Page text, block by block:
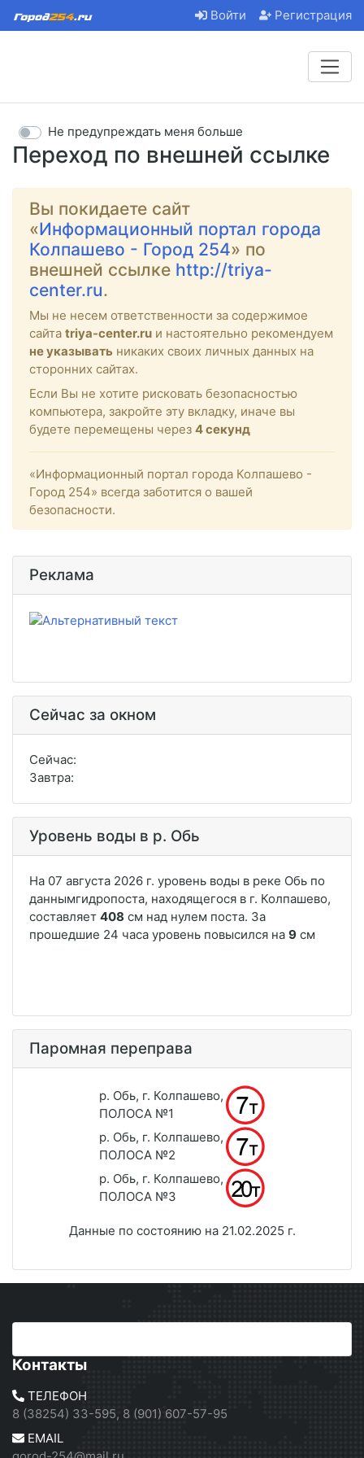
Войти Регистрация
Переход по внешней ссылке
Не предупреждать меня больше
Вы покидаете сайт
«Информационный портал города
Колпашево - Город 254» по
внешней ссылке http://triya-
center.ru.
Мы не несем ответственности за содержимое
сайта triya-center.ru и настоятельно рекомендуем
не указывать никаких своих личных данных на
сторонних сайтах.
Если Вы не хотите рисковать безопасностью
компьютера, закройте эту вкладку, иначе вы
будете перемещены через 4секунд
«Информационный портал города Колпашево -
Город 254» всегда заботится о вашей
безопасности.
Реклама
Сейчас за окном
Сейчас:
Завтра:
Уровень воды в р. Обь
Паромная переправа
р. Обь, г. Колпашево,
ПОЛОСА №1
р. Обь, г. Колпашево,
ПОЛОСА №2
р. Обь, г. Колпашево,
ПОЛОСА №3
Данные по состоянию на 21.02.2025 г.
Контакты
ТЕЛЕФОН
8 (38254) 33-595, 8 (901) 607-57-95
EMAIL